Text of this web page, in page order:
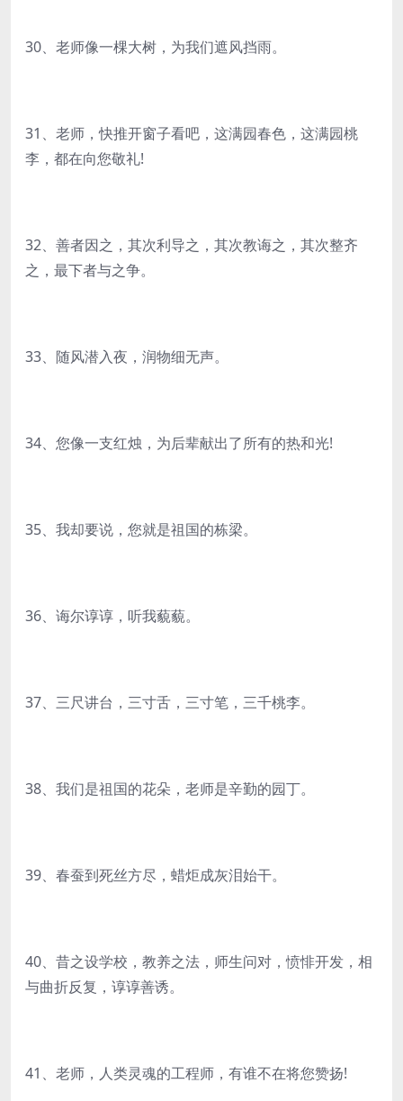
30、老师像一棵大树，为我们遮风挡雨。
31、老师，快推开窗子看吧，这满园春色，这满园桃
李，都在向您敬礼!
32、善者因之，其次利导之，其次教诲之，其次整齐
之，最下者与之争。
33、随风潜入夜，润物细无声。
34、您像一支红烛，为后辈献出了所有的热和光!
35、我却要说，您就是祖国的栋梁。
36、诲尔谆谆，听我藐藐。
37、三尺讲台，三寸舌，三寸笔，三千桃李。
38、我们是祖国的花朵，老师是辛勤的园丁。
39、春蚕到死丝方尽，蜡炬成灰泪始干。
40、昔之设学校，教养之法，师生问对，愤悱开发，相
与曲折反复，谆谆善诱。
41、老师，人类灵魂的工程师，有谁不在将您赞扬!